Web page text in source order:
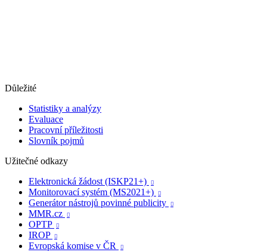
Důležité
Statistiky a analýzy
Evaluace
Pracovní příležitosti
Slovník pojmů
Užitečné odkazy
Elektronická žádost (ISKP21+)

Monitorovací systém (MS2021+) 
Generátor nástrojů povinné publicity 
MMR.cz 
OPTP 
IROP 
Evropská komise v ČR 